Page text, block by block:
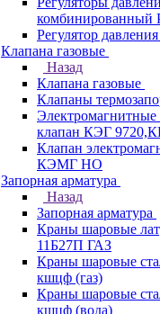
комбинированный
Регулятор
Клапана газовые
Назад
Клапана газовые
Клапаны
клапан КЭГ
Клапан
КЭМГ НО
Запорная арматура
Назад
Запорная арматура
Краны шаровые
11Б27П ГАЗ
Краны шаровые
кшцф (газ)
Краны шаровые
кшцф (вода)